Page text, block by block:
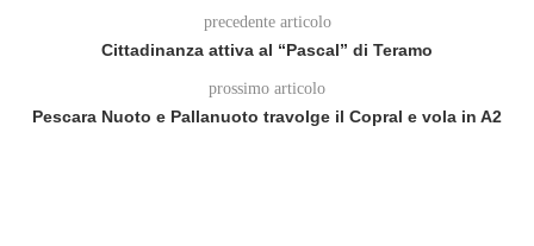
precedente articolo
Cittadinanza attiva al “Pascal” di Teramo
prossimo articolo
Pescara Nuoto e Pallanuoto travolge il Copral e vola in A2